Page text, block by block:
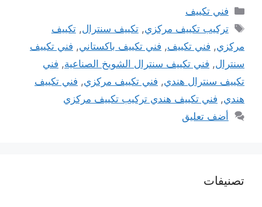
التصنيفات
فني تكييف
الوسوم
تركيب تكييف مركزي,تكييف سنترال,تكييف
مركزي, فني تكييف, فني تكييف باكستاني, فني تكييف
سنترال, فني تكييف سنترال الشويخ الصناعية, فني
تكييف سنترال هندي, فني تكييف مركزي, فني تكييف
هندي, فني تكييف هندي تركيب تكييف مركزي
أضف تعليق
تصنيفات